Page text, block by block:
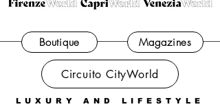
LUXURY AND LIFESTYLE
Magazines
Boutique
Circuito CityWorld